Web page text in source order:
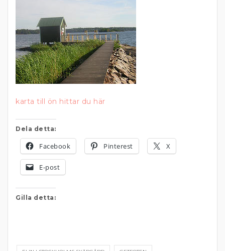
karta till ön hittar du här
Dela detta:
Facebook Pinterest X
E-post
Gilla detta: